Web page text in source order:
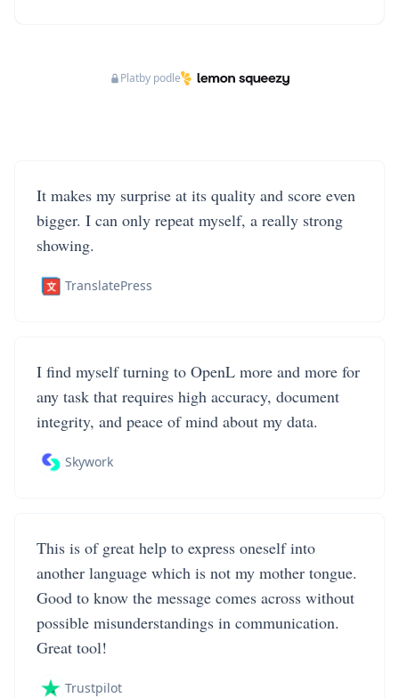
Platby podle
It makes my surprise at its quality and score even
bigger. I can only repeat myself, a really strong
showing.
TranslatePress
I find myself turning to OpenL more and more for
any task that requires high accuracy, document
integrity, and peace of mind about my data.
Skywork
This is of great help to express oneself into
another language which is not my mother tongue.
Good to know the message comes across without
possible misunderstandings in communication.
Great tool!
Trustpilot